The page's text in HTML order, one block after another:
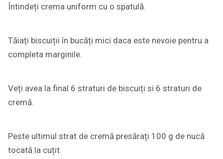
Întindeți crema uniform cu o spatulă.
Tăiați biscuiții în bucăți mici daca este nevoie pentru a
completa marginile.
Veți avea la final 6 straturi de biscuiți si 6 straturi de
cremă.
Peste ultimul strat de cremă presărați 100 g de nucă
tocată la cuțit.